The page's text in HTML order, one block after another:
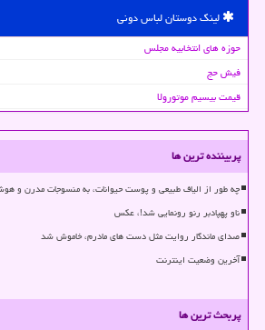
لینک دوستان لباس دونی
حوزه های انتخابیه مجلس
فیش حج
قیمت بیسیم موتورولا
پربیننده ترین ها
چه طور از الیاف طبیعی و پوست حیوانات، به منسوجات مدرن و
ناو پهپادبر رنو رونمایی شد!، عکس
صدای ماندگار روایت مثل دست های مادرم، خاموش شد
آخرین وضعیت اینترنت
پربحث ترین ها